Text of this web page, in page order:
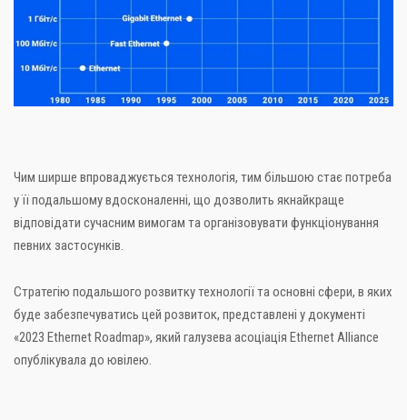
Чим ширше впроваджується технологія, тим більшою стає потреба
у її подальшому вдосконаленні, що дозволить якнайкраще
відповідати сучасним вимогам та організовувати функціонування
певних застосунків.
Стратегію подальшого розвитку технології та основні сфери, в яких
буде забезпечуватись цей розвиток, представлені у документі
«2023 Ethernet Roadmap», який галузева асоціація Ethernet Alliance
опублікувала до ювілею.